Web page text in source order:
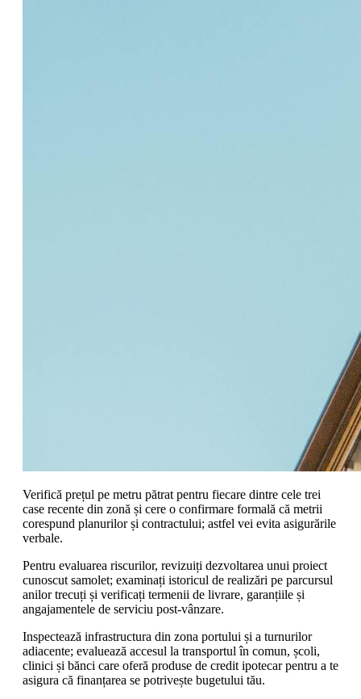
Verifică prețul pe metru pătrat pentru fiecare dintre cele trei
case recente din zonă și cere o confirmare formală că metrii
corespund planurilor și contractului; astfel vei evita asigurările
verbale.
Pentru evaluarea riscurilor, revizuiți dezvoltarea unui proiect
cunoscut samolet; examinați istoricul de realizări pe parcursul
anilor trecuți și verificați termenii de livrare, garanțiile și
angajamentele de serviciu post-vânzare.
Inspectează infrastructura din zona portului și a turnurilor
adiacente; evaluează accesul la transportul în comun, școli,
clinici și bănci care oferă produse de credit ipotecar pentru a te
asigura că finanțarea se potrivește bugetului tău.